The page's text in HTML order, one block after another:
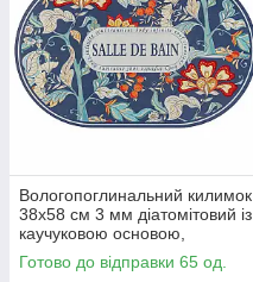
Вологопоглинальний килимок
38х58 см 3 мм діатомітовий із
каучуковою основою,
Килимок для ванної
Антиковзний
Готово до відправки 65 од.